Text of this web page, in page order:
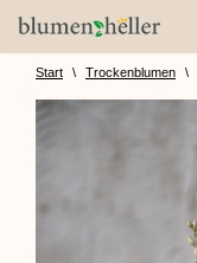
Zum
InhaltStart \ Trockenblumen \